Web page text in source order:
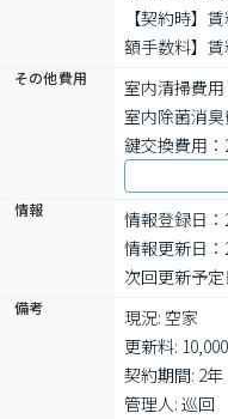
【契約時】
額手数料】
その他費用
室内清掃費用
室内除菌消
鍵交換費用：
情報
情報登録日
情報更新日
次回更新予
備考
現況: 空家
更新料:
契約期間: 2年
管理人: 巡回